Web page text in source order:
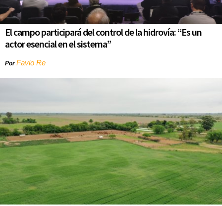
El campo participará del control de la hidrovía: “Es un
actor esencial en el sistema”
PorFavio Re